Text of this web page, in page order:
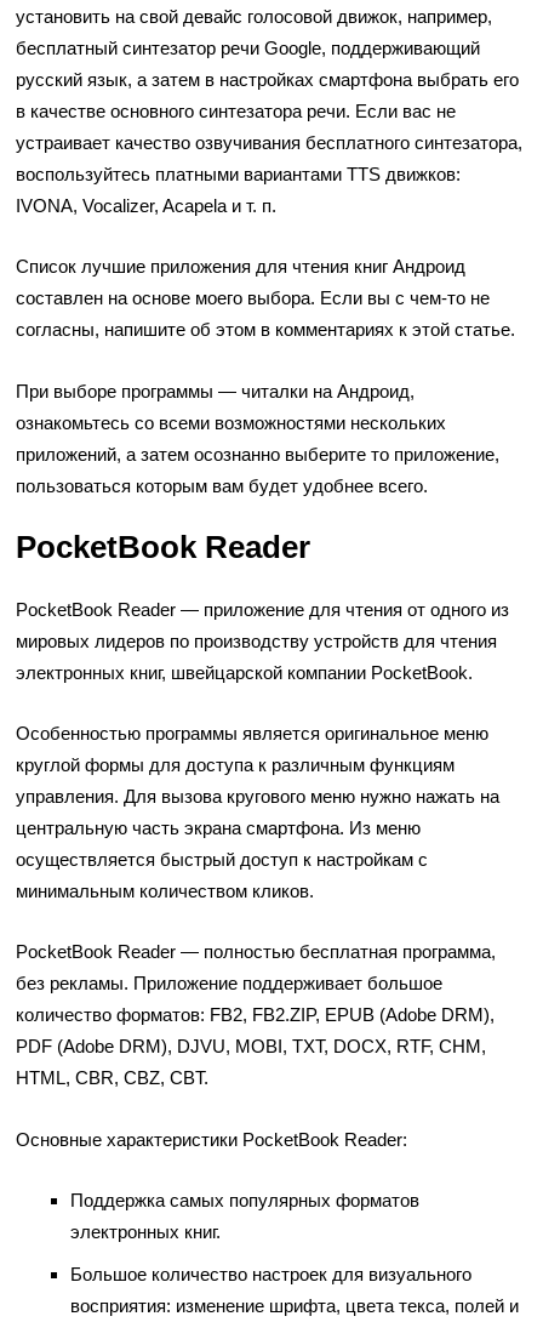
установить на свой девайс голосовой движок, например,
бесплатный синтезатор речи Google, поддерживающий
русский язык, а затем в настройках смартфона выбрать его
в качестве основного синтезатора речи. Если вас не
устраивает качество озвучивания бесплатного синтезатора,
воспользуйтесь платными вариантами TTS движков:
IVONA, Vocalizer, Acapela и т. п.
Список лучшие приложения для чтения книг Андроид
составлен на основе моего выбора. Если вы с чем-то не
согласны, напишите об этом в комментариях к этой статье.
При выборе программы — читалки на Андроид,
ознакомьтесь со всеми возможностями нескольких
приложений, а затем осознанно выберите то приложение,
пользоваться которым вам будет удобнее всего.
PocketBook Reader
PocketBook Reader — приложение для чтения от одного из
мировых лидеров по производству устройств для чтения
электронных книг, швейцарской компании PocketBook.
Особенностью программы является оригинальное меню
круглой формы для доступа к различным функциям
управления. Для вызова кругового меню нужно нажать на
центральную часть экрана смартфона. Из меню
осуществляется быстрый доступ к настройкам с
минимальным количеством кликов.
PocketBook Reader — полностью бесплатная программа,
без рекламы. Приложение поддерживает большое
количество форматов: FB2, FB2.ZIP, EPUB (Adobe DRM),
PDF (Adobe DRM), DJVU, MOBI, TXT, DOCX, RTF, CHM,
HTML, CBR, CBZ, CBT.
Основные характеристики PocketBook Reader:
Поддержка самых популярных форматов
электронных книг.
Большое количество настроек для визуального
восприятия: изменение шрифта, цвета текса, полей и